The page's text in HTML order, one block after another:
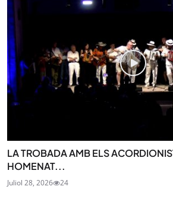
LA TROBADA AMB ELS
HOMENAT...
Juliol 28, 2026 24